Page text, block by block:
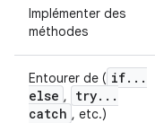
Implémenter des
méthodes
Entourer de ( if. . .
else , try. . .
catch , etc.)